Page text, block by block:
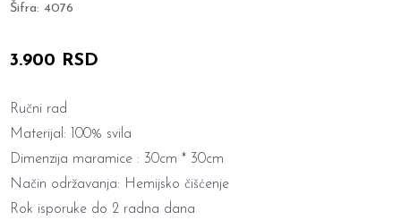
Šifra:4076
3.900 RSD
Ručni rad
Materijal: 100% svila
Dimenzija maramice : 30cm * 30cm
Način održavanja: Hemijsko čišćenje
Rok isporuke do 2 radna dana